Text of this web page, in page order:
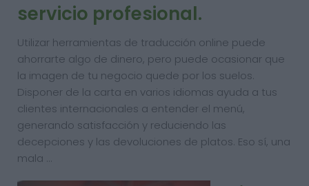
servicio profesional.
Utilizar herramientas de traducción online puede
ahorrarte algo de dinero, pero puede ocasionar que
la imagen de tu negocio quede por los suelos.
Disponer de la carta en varios idiomas ayuda a tus
clientes internacionales a entender el menú,
generando satisfacción y reduciendo las
decepciones y las devoluciones de platos. Eso sí, una
mala …